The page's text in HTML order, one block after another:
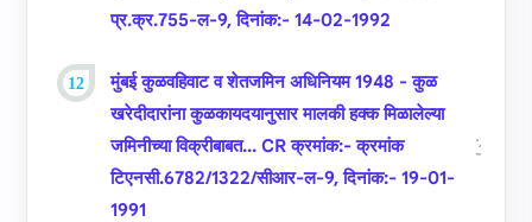
प्र.क्र.755-ल-9, दिनांक:- 14-02-1992
मुंबई कुळवहिवाट व शेतजमिन अधिनियम 1948 - कुळ
खरेदीदारांना कुळकायदयानुसार मालकी हक्‍क मिळालेल्‍या
जमिनीच्‍या विक्रीबाबत... CR क्रमांक:- क्रमांक
टिएनसी.6782/1322/सीआर-ल-9, दिनांक:- 19-01-
1991